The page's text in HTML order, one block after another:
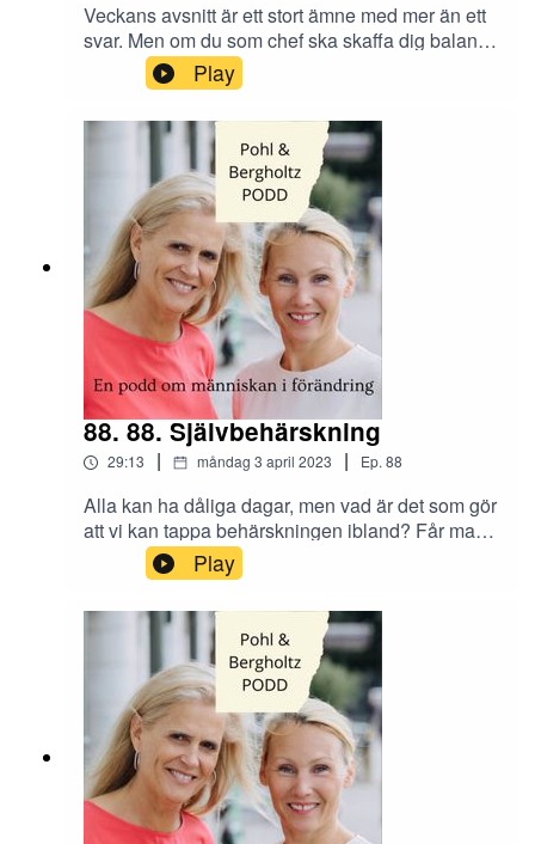
Veckans avsnitt är ett stort ämne med mer än ett
svar. Men om du som chef ska skaffa dig balans i
din roll, vilka sidor av dig behöver du kunna
plocka fram? Hur viktigt är det egentligen att vara
omtyckt? Konkreta tips utlovas!Vad har du för
erfarenhet och tips till andra inom
ledarskapsutveckling? Skicka era tankar och
synpunkter om avsnittet till oss på Instagram
@tranahjarnan och @insightcompetence
Play
88. 88. Självbehärskning
29:13 | måndag 3 april 2023 | Ep. 88
Alla kan ha dåliga dagar, men vad är det som gör
att vi kan tappa behärskningen ibland? Får man
som chef tappa behärskningen? Vad kan trigga
dig att tappa behärskningen? Skicka era tankar
och synpunkter om tillit på arbetsplatsen till
Instagram @tranahjarnan och
@insightcompetence
Play